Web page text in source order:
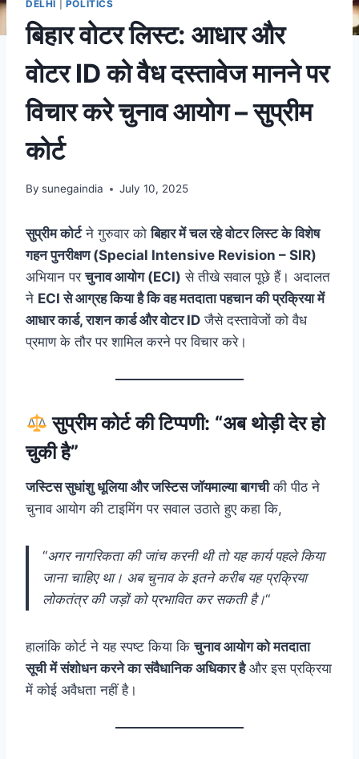
DELHI POLITICS
बिहार वोटर लिस्ट: आधार और
वोटर ID को वैध दस्तावेज मानने पर
विचार करे चुनाव आयोग – सुप्रीम
कोर्ट
By sunegaindia July 10, 2025
सुप्रीम कोर्टने गुरुवार कोबिहार में चल रहे वोटर लिस्ट के विशेष
गहन पुनरीक्षण (Special Intensive Revision – SIR)
अभियान परचुनाव आयोग (ECI) से तीखे सवाल पूछे हैं। अदालत
ने ECI से आग्रह किया है कि वह मतदाता पहचान की प्रक्रिया में
आधार कार्ड, राशन कार्ड और वोटर ID जैसे दस्तावेजों को वैध
प्रमाण के तौर पर शामिल करने पर विचार करे।
सुप्रीम कोर्ट की टिप्पणी: “अब थोड़ी देर हो
चुकी है”
जस्टिस सुधांशु धूलिया और जस्टिस जॉयमाल्या बागचीकी पीठ ने
चुनाव आयोग की टाइमिंग पर सवाल उठाते हुए कहा कि,
“अगर नागरिकता की जांच करनी थी तो यह कार्य पहले किया
जाना चाहिए था। अब चुनाव के इतने करीब यह प्रक्रिया
लोकतंत्र की जड़ों को प्रभावित कर सकती है।“
हालांकि कोर्ट ने यह स्पष्ट किया किचुनाव आयोग को मतदाता
सूची में संशोधन करने का संवैधानिक अधिकार हैऔर इस प्रक्रिया
में कोई अवैधता नहीं है।